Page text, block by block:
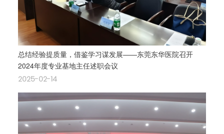
总结经验提质量，借鉴学习谋发展——东莞东华医院召开
2024年度专业基地主任述职会议
2025-02-14